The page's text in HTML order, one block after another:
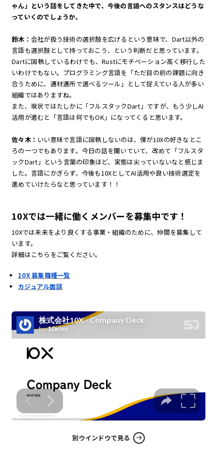
ゃん」という話をしてきた中で、今後の言語へのスタンスはどうな
っていくのでしょうか。
鈴木： 会社が扱う技術の選択肢を広げるという意味で、Dart以外の
言語も選択肢として持っておこう、という判断だと思っています。
Dartに固執しているわけでも、Rustにモチベーション高く移行した
いわけでもない。プログラミング言語を「ただ目の前の課題に向き
合うために、適材適所で選べるツール」として捉えている人が多い
組織ではありますね。
また、現状ではたしかに「フルスタックDart」ですが、もう少しAI
活用が進むと「言語は何でもOK」になってくると思います。
佐々木： いい意味で言語に固執しないのは、僕が10Xの好きなとこ
ろの一つでもあります。今日の話を聞いていて、改めて「フルスタ
ックDart」という言葉の印象ほど、実態は尖っていないなと感じま
した。言語にかぎらず、今後も10XとしてAI活用や良い技術選定を
進めていけたらなと思っています！！
10Xでは一緒に働くメンバーを募集中です！
10Xでは未来をより良くする事業・組織のために、仲間を募集して
います。
詳細はこちらをご覧ください。
10X 募集職種一覧
カジュアル面談
別ウインドウで見る